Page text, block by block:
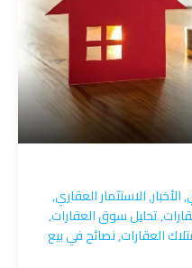
,الأخبار,الاستثمار العقاري,
,تحليل سوق العقارات,
العقارات,نصائح في بيع